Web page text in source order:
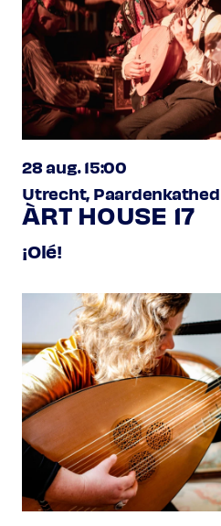
28 aug. 15:00
Utrecht,
ÀRT HOUSE 17
¡Olé!